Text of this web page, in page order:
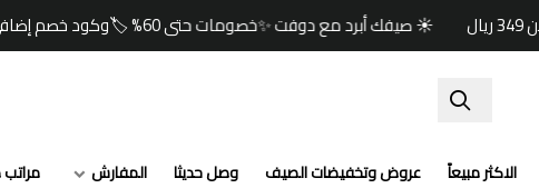
☀️ صيفك أبرد مع دوفت ✨خصومات حتى 60% 🏷️وكود خصم إضافي (صيف) 🎁🚚 شحن مجاني للطلبات ابتداءً من 349 ريال
الاكثر مبيعاً عروض وتخفيضات الصيف وصل حديثا المفارش